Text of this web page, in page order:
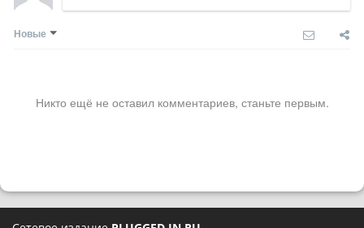
Новые
Никто ещё не оставил комментариев, станьте первым.